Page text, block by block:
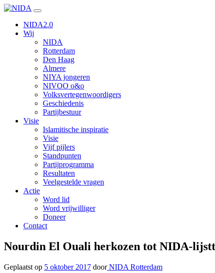
Ga
inhoudNIDA2.0
Wij
NIDA
Rotterdam
Den Haag
Almere
NIYA jongeren
NIVOO o&o
Volksvertegenwoordigers
Geschiedenis
Partijbestuur
Visie
Islamitische inspiratie
Visie
Vijf pijlers
Standpunten
Partijprogramma
Resultaten
Veelgestelde vragen
Actie
Word lid
Word vrijwilliger
Doneer
Contact
Nourdin El Ouali herkozen tot NIDA-
Geplaatst op 5 oktober 2017 doorNIDA Rotterdam